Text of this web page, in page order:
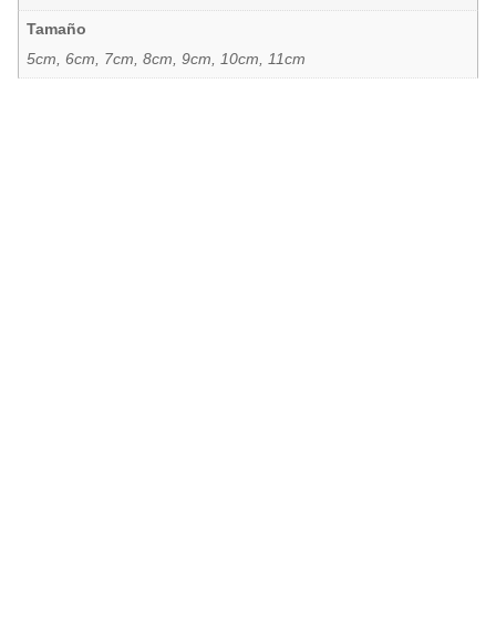
Tamaño
5cm, 6cm, 7cm, 8cm, 9cm, 10cm, 11cm